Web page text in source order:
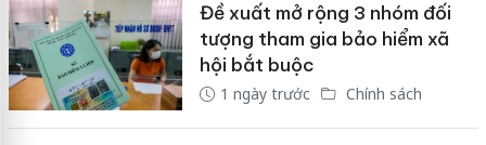
Đề xuất mở rộng 3 nhóm đối
tượng tham gia bảo hiểm xã
hội bắt buộc
1 ngày trước Chính sách